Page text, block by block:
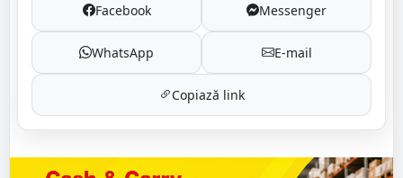
Facebook Messenger
WhatsApp E-mail
Copiază link